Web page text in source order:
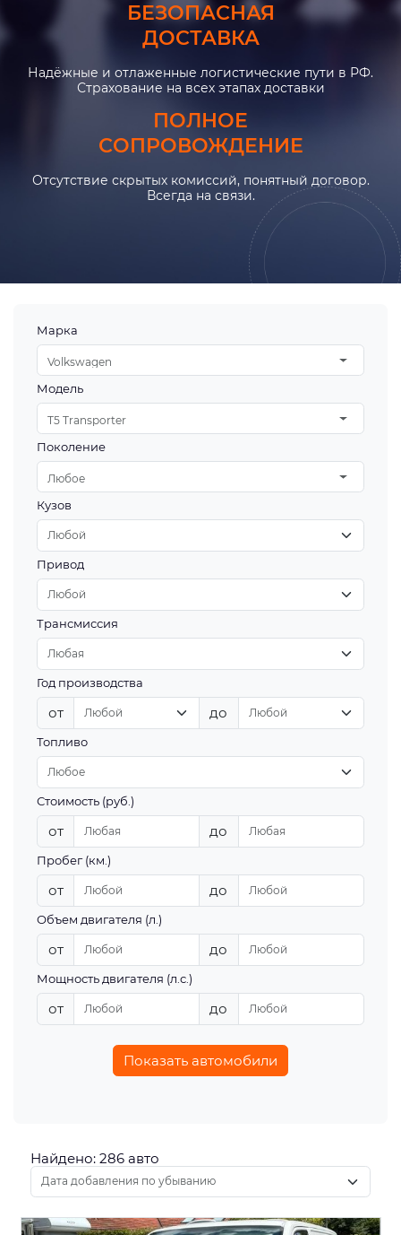
БЕЗОПАСНАЯ
ДОСТАВКА
Надёжные и отлаженные логистические пути в РФ.
Страхование на всех этапах доставки
ПОЛНОЕ
СОПРОВОЖДЕНИЕ
Отсутствие скрытых комиссий, понятный договор.
Всегда на связи.
Марка
Volkswagen
Модель
T5 Transporter
Поколение
Любое
Кузов
Привод
Трансмиссия
Год производства
от до
Топливо
Стоимость (руб.)
от до
Пробег (км.)
от до
Объем двигателя (л.)
от до
Мощность двигателя (л.с.)
от до
Показать автомобили
Найдено: 286 авто